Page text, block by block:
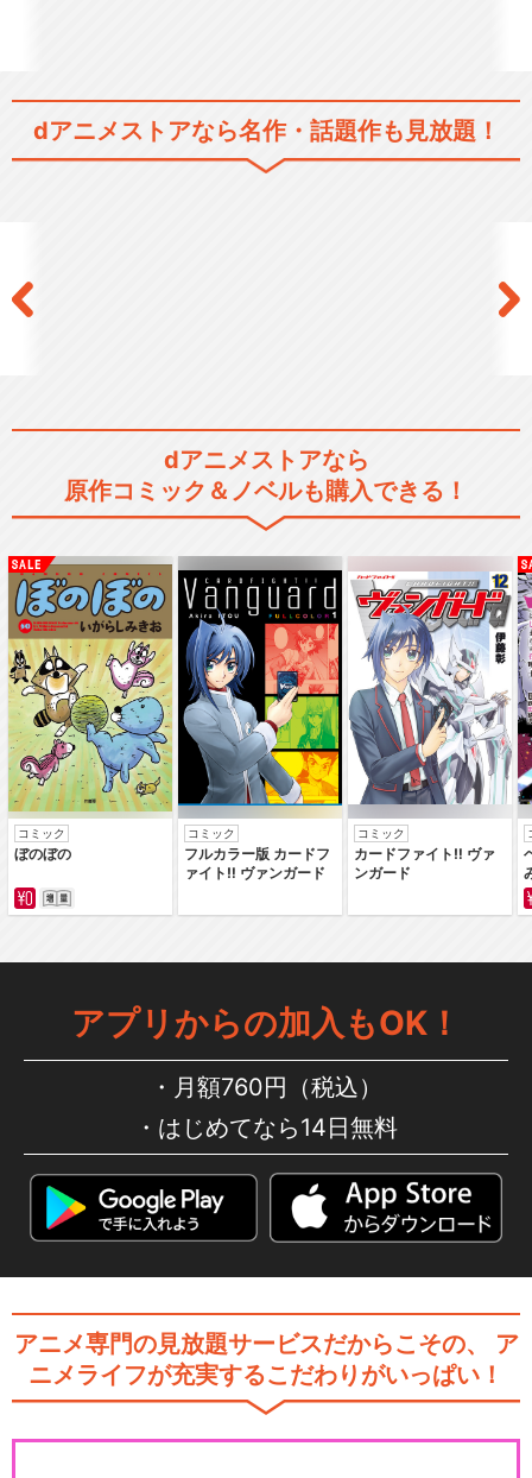
dアニメストアなら名作・話題作も見放題！
dアニメストアなら
原作コミック＆ノベルも購入できる！
コミック
ぼのぼの
コミック
フルカラー版 カードフ
ァイト‼ ヴァンガード
コミック
カードファイト‼ ヴァ
ンガード
アプリからの加入もOK！
月額760円（税込）
はじめてなら14日無料
アニメ専門の見放題サービスだからこその、
ア
ニメライフが充実するこだわりがいっぱい！